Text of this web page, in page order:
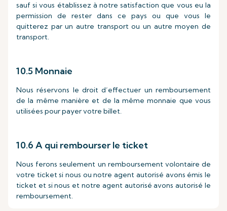
sauf si vous établissez à notre satisfaction que vous eu la
permission de rester dans ce pays ou que vous le
quitterez par un autre transport ou un autre moyen de
transport.
10.5 Monnaie
Nous réservons le droit d’effectuer un remboursement
de la même manière et de la même monnaie que vous
utilisées pour payer votre billet.
10.6 A qui rembourser le ticket
Nous ferons seulement un remboursement volontaire de
votre ticket si nous ou notre agent autorisé avons émis le
ticket et si nous et notre agent autorisé avons autorisé le
remboursement.